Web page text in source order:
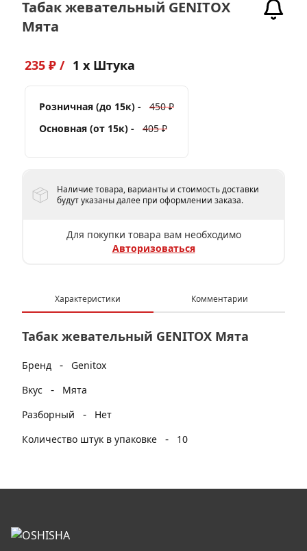
Табак жевательный GENITOX
Мята
235 ₽ / 1 x Штука
Розничная (до 15к) -
450 ₽
Основная (от 15к) -
405 ₽
Наличие товара, варианты и стоимость доставки
будут указаны далее при оформлении заказа.
Для покупки товара вам необходимо
Авторизоваться
Характеристики Комментарии
Табак жевательный GENITOX Мята
Бренд -
Genitox
Вкус
-
Мята
Разборный
-
Нет
Количество штук в упаковке
- 10